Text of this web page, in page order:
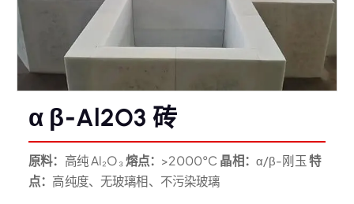
α β-Al2O3 砖
原料： 高纯 Al₂O₃ 熔点： >2000°C 晶相： α/β-刚玉 特
点： 高纯度、无玻璃相、不污染玻璃